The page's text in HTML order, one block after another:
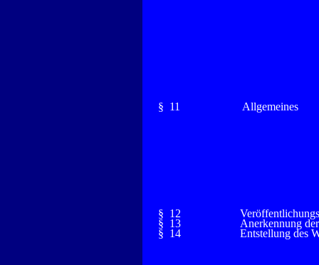
§ 11 Allgemeines
§ 12
§ 13
Anerkennung
§ 14
Entstellung des